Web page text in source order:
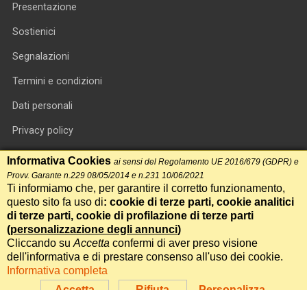
Presentazione
Sostienici
Segnalazioni
Termini e condizioni
Dati personali
Privacy policy
Informativa cookie
RSS feed
RSS Top News
Contatti
International Communication S.r.l. • P.IVA 14478081004 • Testata
giornalistica n.191, reg. Tribunale di Roma del 14/12/2017
Informativa Cookies ai sensi del Regolamento UE 2016/679 (GDPR) e
Provv. Garante n.229 08/05/2014 e n.231 10/06/2021
Ti informiamo che, per garantire il corretto funzionamento,
questo sito fa uso di: cookie di terze parti, cookie analitici
di terze parti, cookie di profilazione di terze parti
(personalizzazione degli annunci)
Cliccando su Accetta confermi di aver preso visione
dell'informativa e di prestare consenso all'uso dei cookie.
Informativa completa